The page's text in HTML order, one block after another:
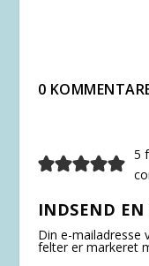
0
5
INDSEND
Din e-mailadresse
felter er markeret